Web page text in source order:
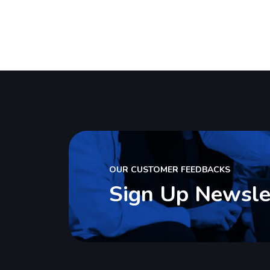
OUR CUSTOMER FEEDBACKS
Sign Up